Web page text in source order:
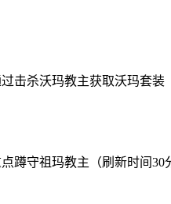
击杀沃玛教主获取沃玛套
蹲守祖玛教主（刷新时间